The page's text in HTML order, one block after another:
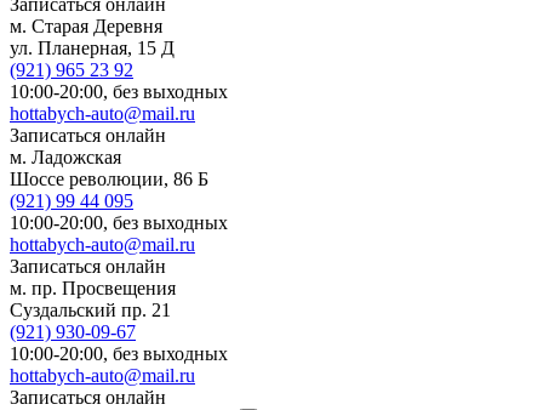
Записаться онлайн
м. Старая Деревня
ул. Планерная, 15 Д
(921) 965 23 92
10:00-20:00, без выходных
hottabych-auto@mail.ru
Записаться онлайн
м. Ладожская
Шоссе революции, 86 Б
(921) 99 44 095
10:00-20:00, без выходных
hottabych-auto@mail.ru
Записаться онлайн
м. пр. Просвещения
Суздальский пр. 21
(921) 930-09-67
10:00-20:00, без выходных
hottabych-auto@mail.ru
Записаться онлайн